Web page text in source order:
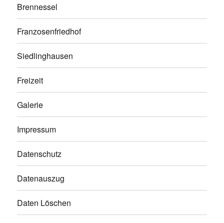
Brennessel
Franzosenfriedhof
Siedlinghausen
Freizeit
Galerie
Impressum
Datenschutz
Datenauszug
Daten Löschen